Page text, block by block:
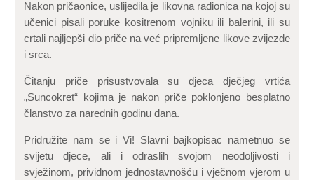
Nakon pričaonice, uslijedila je likovna radionica na kojoj su
učenici pisali poruke kositrenom vojniku ili balerini, ili su
crtali najljepši dio priče na već pripremljene likove zvijezde
i srca.
Čitanju priče prisustvovala su djeca dječjeg vrtića
„Suncokret“ kojima je nakon priče poklonjeno besplatno
članstvo za narednih godinu dana.
Pridružite nam se i Vi! Slavni bajkopisac nametnuo se
svijetu djece, ali i odraslih svojom neodoljivosti i
svježinom, prividnom jednostavnošću i vječnom vjerom u